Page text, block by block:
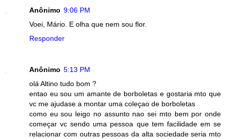
Anônimo 9:06 PM
Voei, Mário. E olha que nem sou flor.
Responder
Anônimo 5:13 PM
olá Altino tudo bom ?
entao eu sou um amante de borboletas e gostaria mto que
vc me ajudase a montar uma coleçao de borboletas
como eu sou leigo no assunto nao sei mto bem por onde
começar vc sendo uma pessoa que tem facilidade em se
relacionar com outras pessoas da alta sociedade seria mto